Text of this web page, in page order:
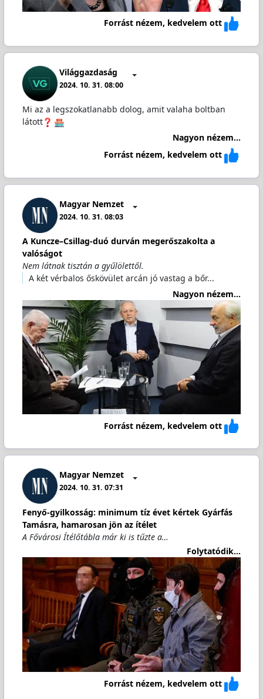
Forrást nézem, kedvelem ott
Világgazdaság
2024. 10. 31. 08:00
Mi az a legszokatlanabb dolog, amit valaha boltban
látott
Nagyon nézem...
Forrást nézem, kedvelem ott
Magyar Nemzet
2024. 10. 31. 08:03
A Kuncze–Csillag-duó durván megerőszakolta a
valóságot
Nem látnak tisztán a gyűlölettől.
A két vérbalos őskövület arcán jó vastag a bőr...
Nagyon nézem...
Forrást nézem, kedvelem ott
Magyar Nemzet
2024. 10. 31. 07:31
Fenyő-gyilkosság: minimum tíz évet kértek Gyárfás
Tamásra, hamarosan jön az ítélet
A Fővárosi Ítélőtábla már ki is tűzte a…
Folytatódik...
Forrást nézem, kedvelem ott